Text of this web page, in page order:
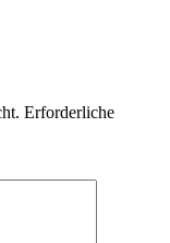
Erforderliche